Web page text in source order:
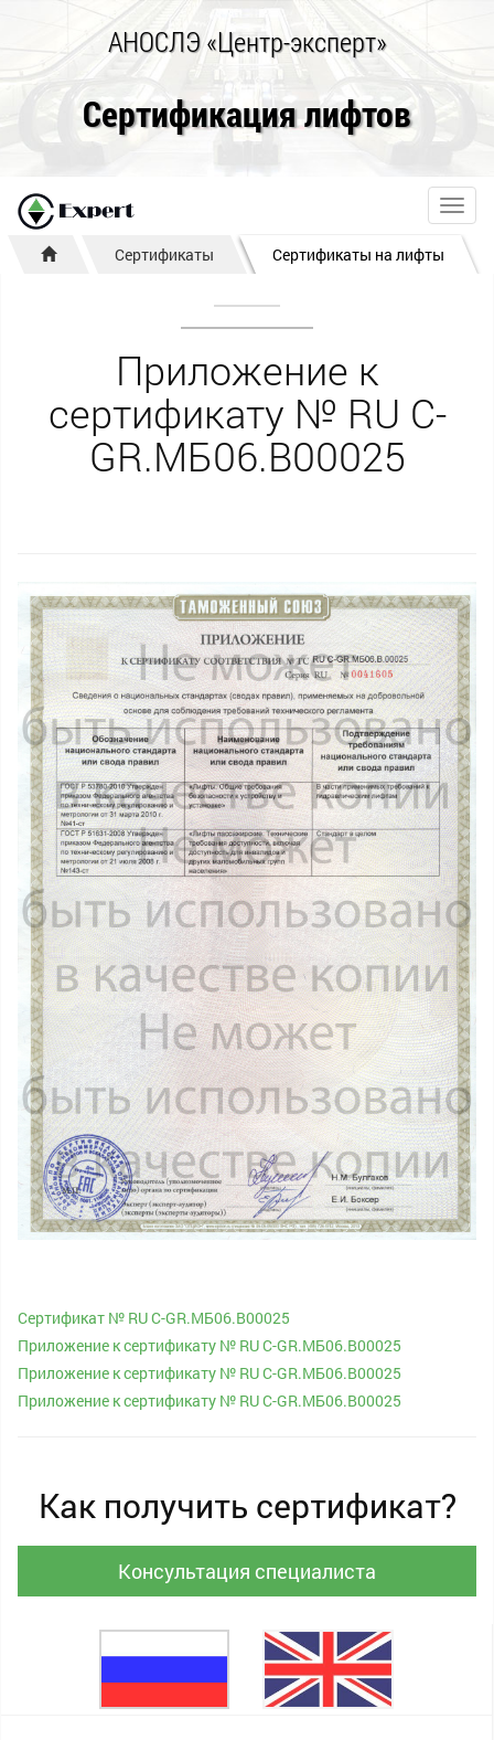
АНОСЛЭ «Центр-эксперт»
Сертификация лифтов
Сертификаты Сертификаты на лифты
Приложение к
сертификату № RU С-
GR.МБ06.В00025
Cертификат № RU С-GR.МБ06.В00025
Приложение к сертификату № RU С-GR.МБ06.В00025
Приложение к сертификату № RU С-GR.МБ06.В00025
Приложение к сертификату № RU С-GR.МБ06.В00025
Как получить сертификат?
Консультация специалиста